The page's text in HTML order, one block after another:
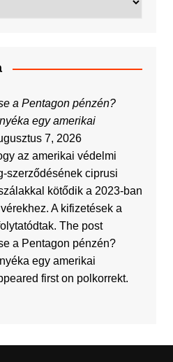
a Pentagon pénzén?
egy amerikai
7, 2026
az amerikai védelmi
szerződésének ciprusi
kötődik a 2023-ban
A kifizetések a
The post
a Pentagon pénzén?
egy amerikai
first on polkorrekt.